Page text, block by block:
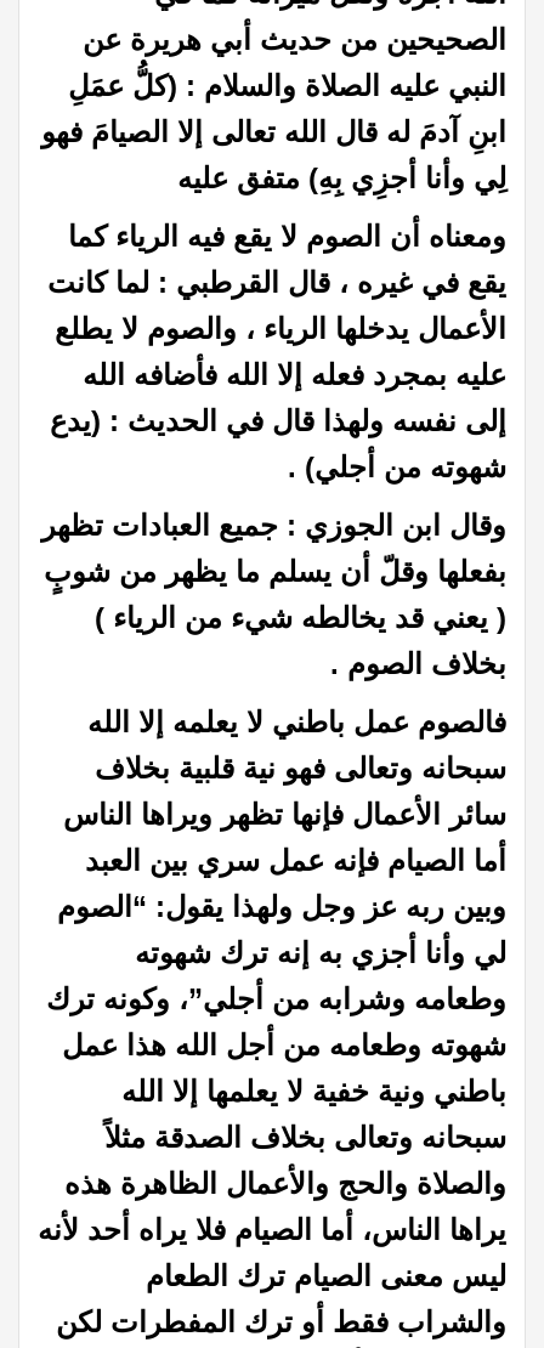
الصحيحين من حديث أبي هريرة عن
النبي عليه الصلاة والسلام : (كلُّ عمَلِ
ابنِ آدمَ له قال الله تعالى إلا الصيامَ فهو
لِي وأنا أجزِي بِهِ) متفق عليه
ومعناه أن الصوم لا يقع فيه الرياء كما
يقع في غيره ، قال القرطبي : لما كانت
الأعمال يدخلها الرياء ، والصوم لا يطلع
عليه بمجرد فعله إلا الله فأضافه الله
إلى نفسه ولهذا قال في الحديث : (يدع
شهوته من أجلي) .
وقال ابن الجوزي : جميع العبادات تظهر
بفعلها وقلّ أن يسلم ما يظهر من شوبٍ
( يعني قد يخالطه شيء من الرياء )
بخلاف الصوم .
فالصوم عمل باطني لا يعلمه إلا الله
سبحانه وتعالى فهو نية قلبية بخلاف
سائر الأعمال فإنها تظهر ويراها الناس
أما الصيام فإنه عمل سري بين العبد
وبين ربه عز وجل ولهذا يقول: “الصوم
لي وأنا أجزي به إنه ترك شهوته
وطعامه وشرابه من أجلي”، وكونه ترك
شهوته وطعامه من أجل الله هذا عمل
باطني ونية خفية لا يعلمها إلا الله
سبحانه وتعالى بخلاف الصدقة مثلاً
والصلاة والحج والأعمال الظاهرة هذه
يراها الناس، أما الصيام فلا يراه أحد لأنه
ليس معنى الصيام ترك الطعام
والشراب فقط أو ترك المفطرات لكن